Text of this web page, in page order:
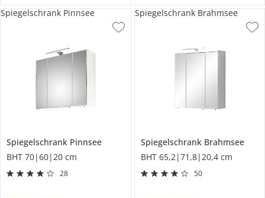
Spiegelschrank Pinnsee
BHT 70|60|20 cm
28
Spiegelschrank Pinnsee
Spiegelschrank Brahmsee
BHT 65,2|71,8|20,4 cm
50
Spiegelschrank Brahmsee